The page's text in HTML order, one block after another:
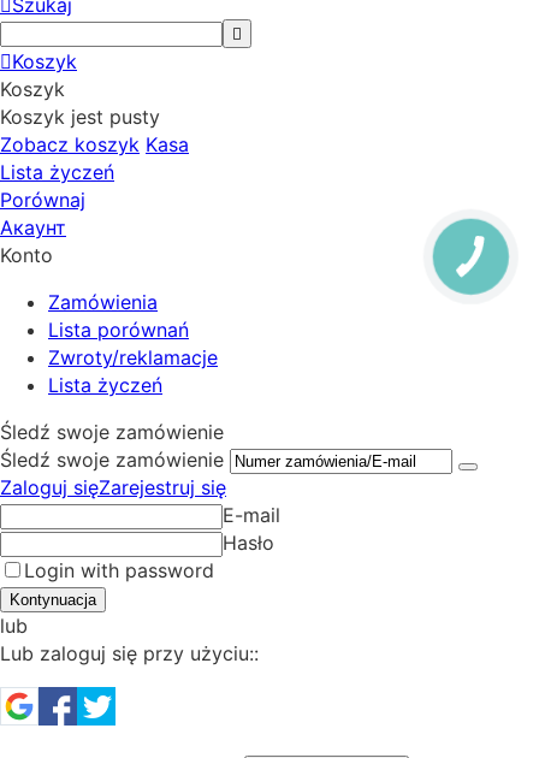
Koszyk
Koszyk
Koszyk jest pusty
Zobacz koszyk Kasa
Lista życzeń
Porównaj
Акаунт
Konto
Zamówienia
Lista porównań
Zwroty/reklamacje
Lista życzeń
Śledź swoje zamówienie
Śledź swoje zamówienie
Zaloguj sięZarejestruj się
E-mail
Hasło
Login with password
Kontynuacja
lub
Lub zaloguj się przy użyciu::